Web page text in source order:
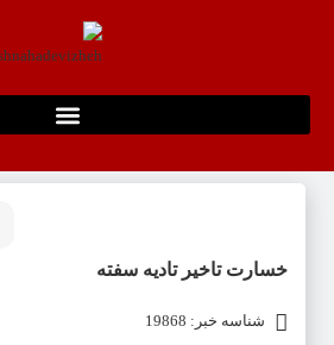
خسارت تاخیر تادیه سفته
شناسه خبر: 19868